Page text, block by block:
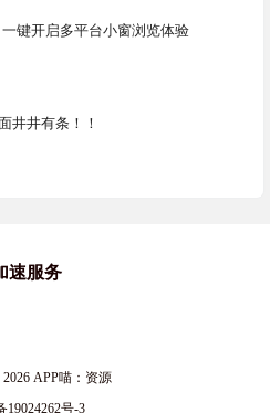
键开启多平台小窗浏览体验
井井有条！！
速服务
APP喵：资源
19024262号-3